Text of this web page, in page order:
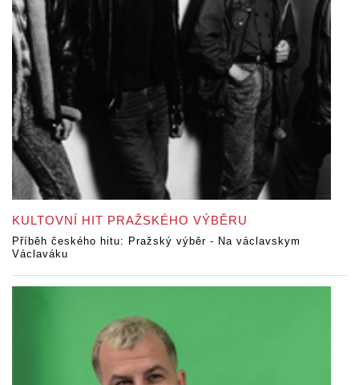
KULTOVNÍ HIT PRAŽSKÉHO VÝBĚRU
Příběh českého hitu: Pražský výběr - Na václavskym
Václaváku